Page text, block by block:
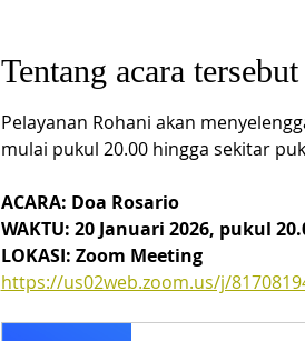
Tentang acara tersebut
Pelayanan Rohani akan
mulai pukul 20.00 hingga sekitar
ACARA: Doa Rosario
WAKTU: 20 Januari 2026, pukul
LOKASI: Zoom Meeting
https://us02web.zoom.us/j/